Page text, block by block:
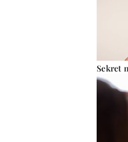
Sekret